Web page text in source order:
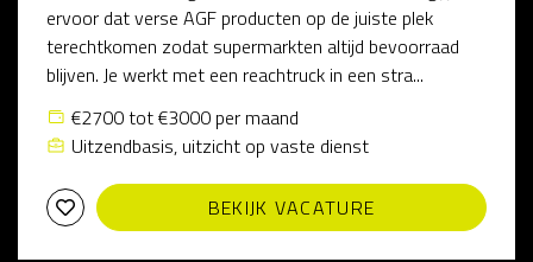
ervoor dat verse AGF producten op de juiste plek
terechtkomen zodat supermarkten altijd bevoorraad
blijven. Je werkt met een reachtruck in een stra...
€2700 tot €3000 per maand
Uitzendbasis, uitzicht op vaste dienst
BEKIJK VACATURE